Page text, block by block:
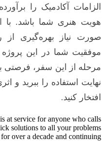
الزامات آکادمیک را
هویت هنری شما باشد. با
صورت نیاز بهره‌گیری از
موفقیت شما در این
مرحله از این سفر، فرصتی
نهایت استفاده را ببرید و
افتخار کنید.
at service for anyone who calls
solutions to all your problems
over a decade and continuing